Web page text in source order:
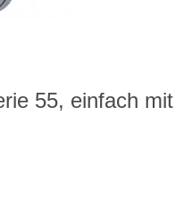
55, einfach mit